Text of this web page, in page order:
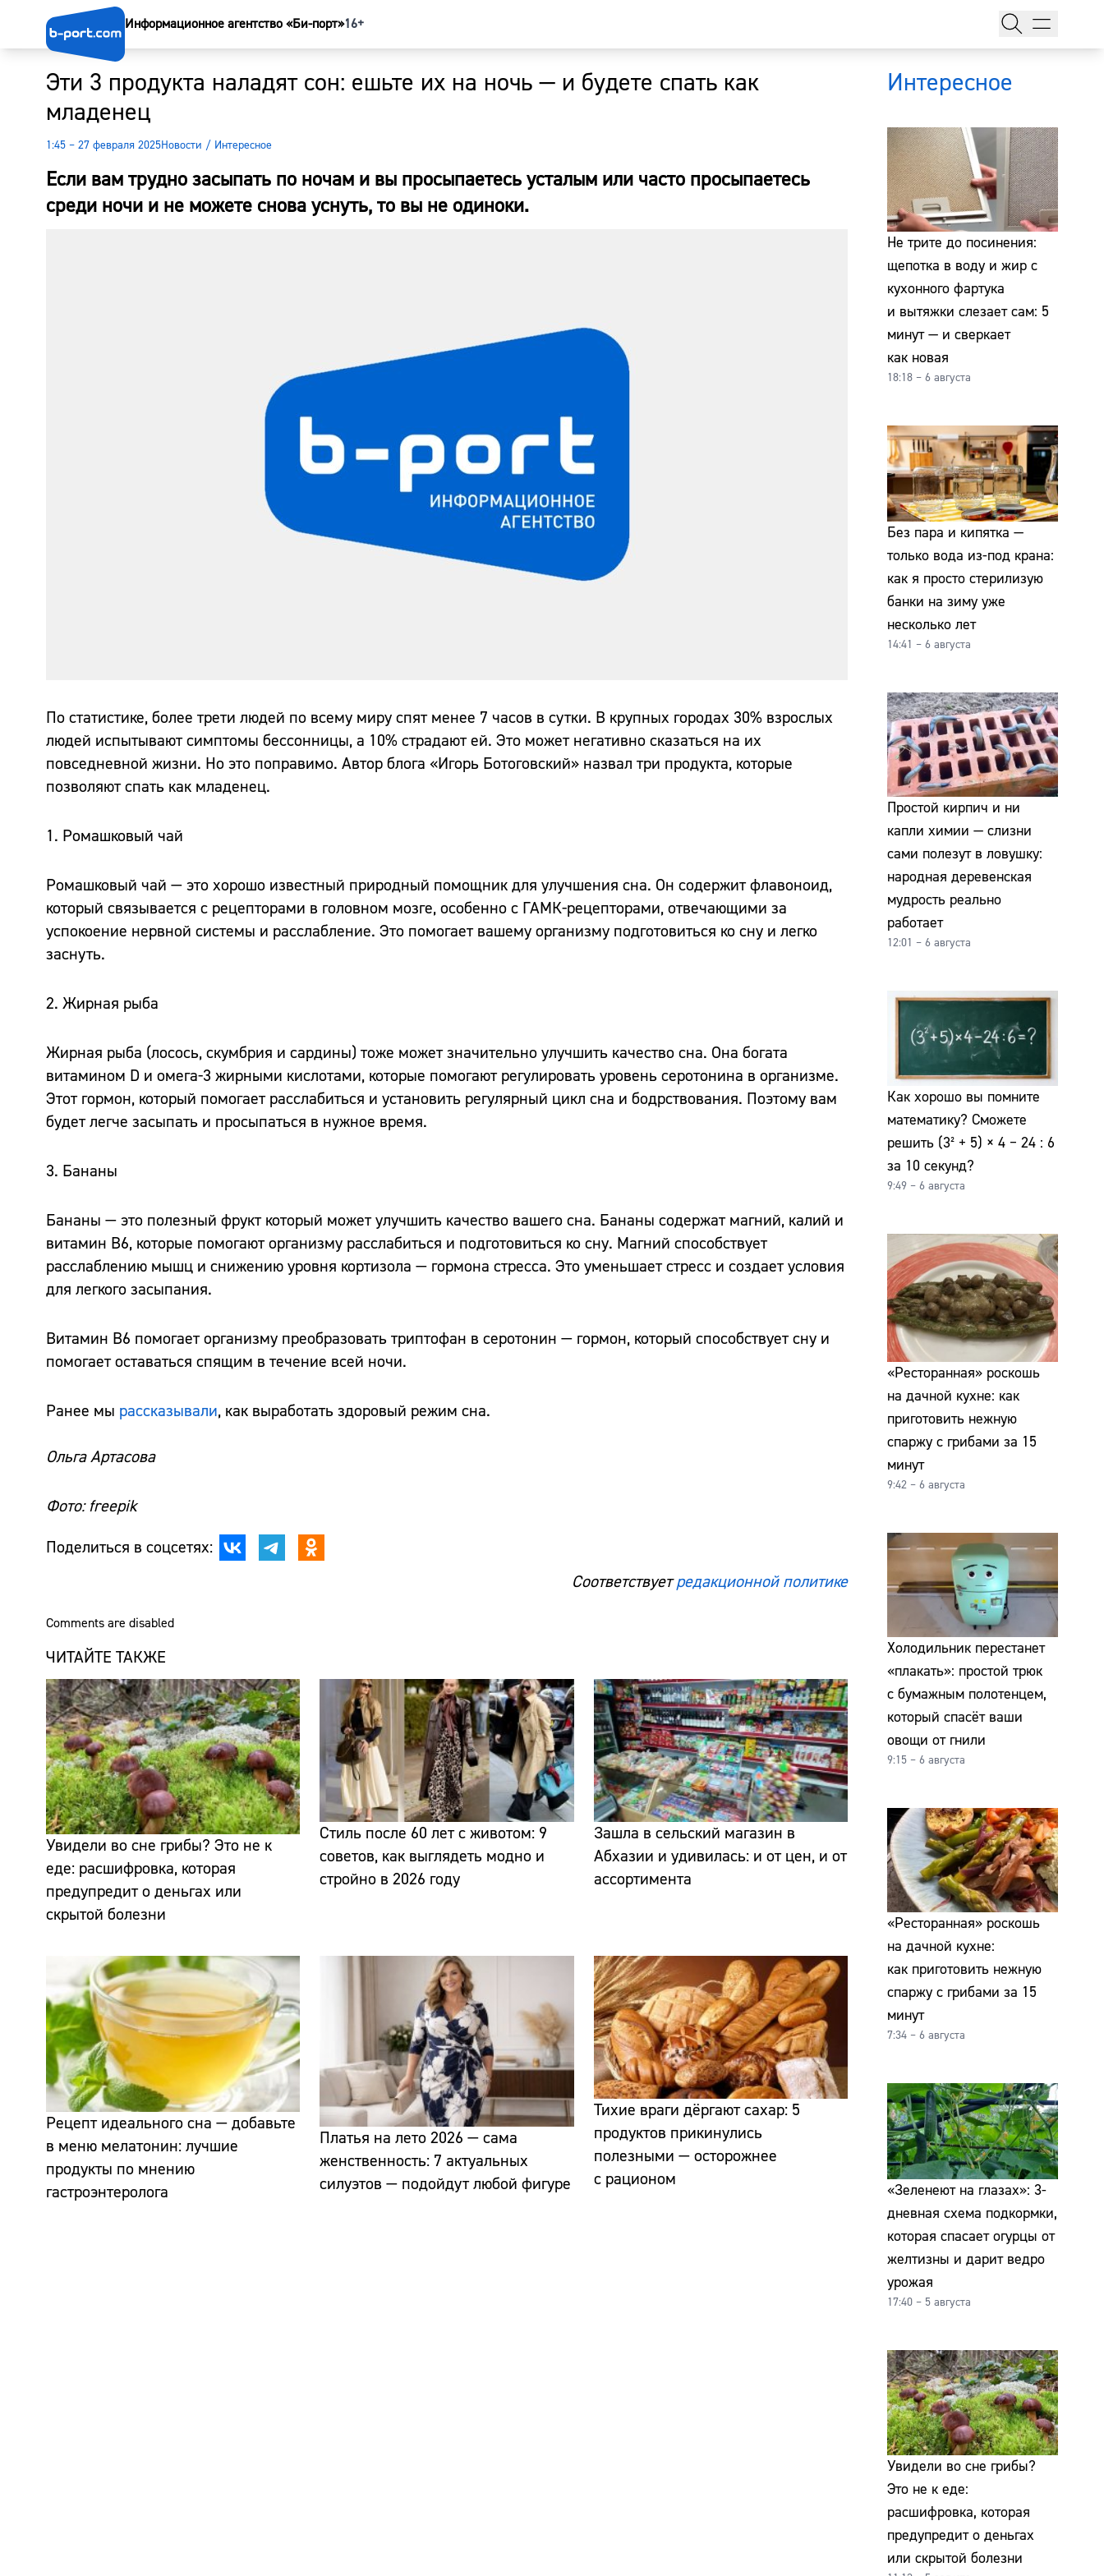
Информационное агентство «Би-порт»16+
Эти 3 продукта наладят сон: ешьте их на ночь — и будете спать как
младенец
1:45 – 27 февраля 2025Новости / Интересное
Если вам трудно засыпать по ночам и вы просыпаетесь усталым или часто просыпаетесь
среди ночи и не можете снова уснуть, то вы не одиноки.
По статистике, более трети людей по всему миру спят менее 7 часов в сутки. В крупных городах 30% взрослых
людей испытывают симптомы бессонницы, а 10% страдают ей. Это может негативно сказаться на их
повседневной жизни. Но это поправимо. Автор блога «Игорь Ботоговский» назвал три продукта, которые
позволяют спать как младенец.
1. Ромашковый чай
Ромашковый чай — это хорошо известный природный помощник для улучшения сна. Он содержит флавоноид,
который связывается с рецепторами в головном мозге, особенно с ГАМК-рецепторами, отвечающими за
успокоение нервной системы и расслабление. Это помогает вашему организму подготовиться ко сну и легко
заснуть.
2. Жирная рыба
Жирная рыба (лосось, скумбрия и сардины) тоже может значительно улучшить качество сна. Она богата
витамином D и омега-3 жирными кислотами, которые помогают регулировать уровень серотонина в организме.
Этот гормон, который помогает расслабиться и установить регулярный цикл сна и бодрствования. Поэтому вам
будет легче засыпать и просыпаться в нужное время.
3. Бананы
Бананы — это полезный фрукт который может улучшить качество вашего сна. Бананы содержат магний, калий и
витамин В6, которые помогают организму расслабиться и подготовиться ко сну. Магний способствует
расслаблению мышц и снижению уровня кортизола — гормона стресса. Это уменьшает стресс и создает условия
для легкого засыпания.
Витамин В6 помогает организму преобразовать триптофан в серотонин — гормон, который способствует сну и
помогает оставаться спящим в течение всей ночи.
Ранее мы рассказывали, как выработать здоровый режим сна.
Ольга Артасова
Фото: freepik
Поделиться в соцсетях:
Соответствуетредакционной политике
Comments are disabled
ЧИТАЙТЕ ТАКЖЕ
Увидели во сне грибы? Это не к
еде: расшифровка, которая
предупредит о деньгах или
скрытой болезни
Стиль после 60 лет с животом: 9
советов, как выглядеть модно и
стройно в 2026 году
Зашла в сельский магазин в
Абхазии и удивилась: и от цен, и от
ассортимента
Рецепт идеального сна — добавьте
в меню мелатонин: лучшие
продукты по мнению
гастроэнтеролога
Платья на лето 2026 — сама
женственность: 7 актуальных
силуэтов — подойдут любой фигуре
Тихие враги дёргают сахар: 5
продуктов прикинулись
полезными — осторожнее
с рационом
Интересное
Не трите до посинения:
щепотка в воду и жир с
кухонного фартука
и вытяжки слезает сам: 5
минут — и сверкает
как новая
18:18 – 6 августа
Без пара и кипятка —
только вода из-под крана:
как я просто стерилизую
банки на зиму уже
несколько лет
14:41 – 6 августа
Простой кирпич и ни
капли химии — слизни
сами полезут в ловушку:
народная деревенская
мудрость реально
работает
12:01 – 6 августа
Как хорошо вы помните
математику? Сможете
решить (3² + 5) × 4 − 24 : 6
за 10 секунд?
9:49 – 6 августа
«Ресторанная» роскошь
на дачной кухне: как
приготовить нежную
спаржу с грибами за 15
минут
9:42 – 6 августа
Холодильник перестанет
«плакать»: простой трюк
с бумажным полотенцем,
который спасёт ваши
овощи от гнили
9:15 – 6 августа
«Ресторанная» роскошь
на дачной кухне:
как приготовить нежную
спаржу с грибами за 15
минут
7:34 – 6 августа
«Зеленеют на глазах»: 3-
дневная схема подкормки,
которая спасает огурцы от
желтизны и дарит ведро
урожая
17:40 – 5 августа
Увидели во сне грибы?
Это не к еде:
расшифровка, которая
предупредит о деньгах
или скрытой болезни
Главная
Наши гости
Телефон: